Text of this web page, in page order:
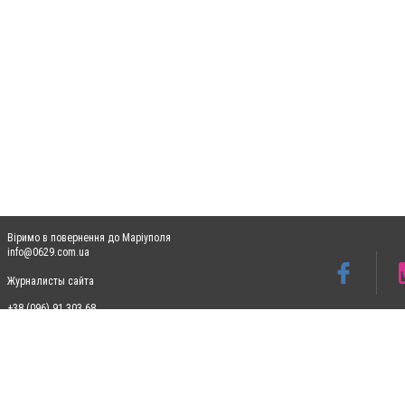
Віримо в повернення до Маріуполя
info@0629.com.ua
Журналисты сайта
+38 (096) 91 303 68